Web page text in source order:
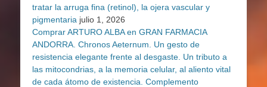
tratar la arruga fina (retinol), la ojera vascular y
pigmentaria julio 1, 2026
Comprar ARTURO ALBA en GRAN FARMACIA
ANDORRA. Chronos Aeternum. Un gesto de
resistencia elegante frente al desgaste. Un tributo a
las mitocondrias, a la memoria celular, al aliento vital
de cada átomo de existencia. Complemento